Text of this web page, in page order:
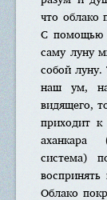
что облако
С помощью
саму луну
собой
наш ум,
видящего,
приходит
аханкара
система)
Облако